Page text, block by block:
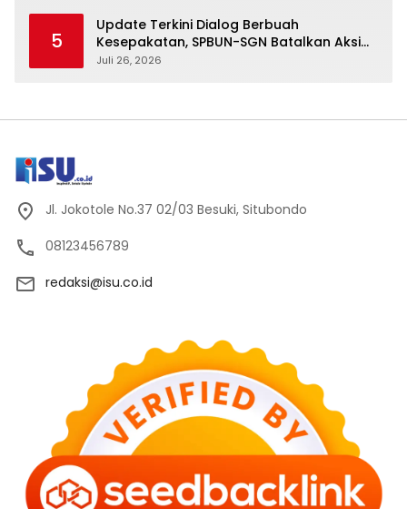
5
Update Terkini Dialog Berbuah
Kesepakatan, SPBUN-SGN Batalkan Aksi
Nasional Setelah Holding Penuhi Sejumlah
Juli 26, 2026
Jl. Jokotole No.37 02/03 Besuki, Situbondo
08123456789
redaksi@isu.co.id